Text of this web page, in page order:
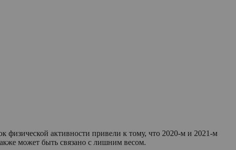
физической активности привели к тому, что 2020-м и 2021-м
может быть связано с лишним весом.